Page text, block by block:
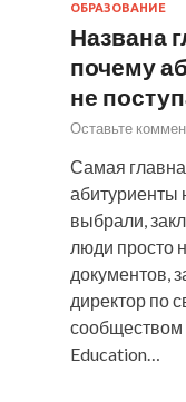
ОБРАЗОВАНИЕ
Названа
почему
не
Оставьте
Самая
абитуриенты
выбрали,
люди просто
документов,
директор по
Education…